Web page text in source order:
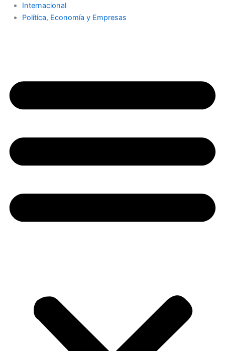
Internacional
Política, Economía y Empresas